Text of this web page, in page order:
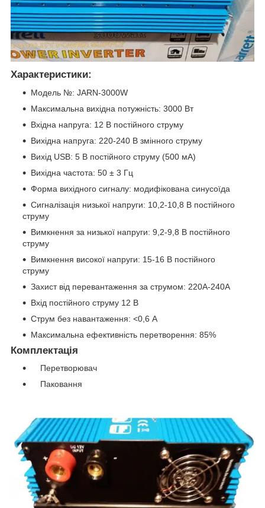
Характеристики:
Модель №: JARN-3000W
Максимальна вихідна потужність: 3000 Вт
Вхідна напруга: 12 В постійного струму
Вихідна напруга: 220-240 В змінного струму
Вихід USB: 5 В постійного струму (500 мА)
Вихідна частота: 50 ± 3 Гц
Форма вихідного сигналу: модифікована синусоїда
Сигналізація низької напруги: 10,2-10,8 В постійного
струму
Вимкнення за низької напруги: 9,2-9,8 В постійного
струму
Вимкнення високої напруги: 15-16 В постійного
струму
Захист від перевантаження за струмом: 220A-240A
Вхід постійного струму 12 В
Струм без навантаження: <0,6 А
Максимальна ефективність перетворення: 85%
Комплектація
Перетворювач
Паковання